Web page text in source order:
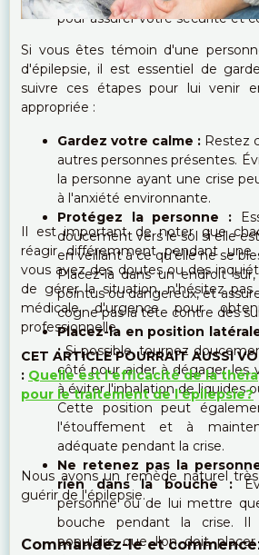
pour assurer votre sécurité et
Si vous êtes témoin d'une
d'épilepsie, il est essentiel de
suivre ces étapes pour lui venir
appropriée :
Gardez votre calme : Restez
autres personnes présentes.
la personne ayant une crise
à l'anxiété environnante.
Protégez la personne :
doucement vers le sol si elle
en veillant à ce qu'elle ne se
Placez-la dans un endroit
pointus ou dangereux, et
cogne pas la tête contre des
Placez-la en position
:Si possible, tournez
côté pour aider à dégager les
à éviter l'inhalation de liquides
Cette position peut
l'étouffement et à
adéquate pendant la crise.
Ne retenez pas la
rien dans la bouche :
personne ou de lui mettre
bouche pendant la crise. Il
populaire que l'on doit
Il est important de noter que
réagir différemment pendant une
vous avez des doutes ou des
de gérer la situation, n'hésitez
médicale d'urgence pour
professionnelle.
CET ARTICLE POURRAIT AUSSI
: Quelle est l'efficacité de la
pour le traitement de l'épilepsie?
Nous avons un remède naturel
guérir de l'épilepsie.
Commandez-le et